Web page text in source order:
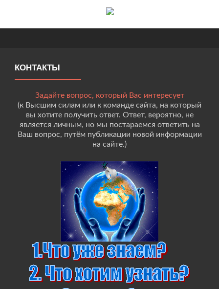
КОНТАКТЫ
Задайте вопрос, который Вас интересует
(к Высшим силам или к команде сайта, на который
вы хотите получить ответ. Ответ, вероятно, не
является личным, но мы постараемся ответить на
Ваш вопрос, путём публикации новой информации
на сайте.)